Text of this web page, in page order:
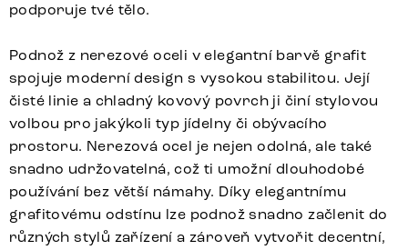
podporuje tvé tělo.
Podnož z nerezové oceli v elegantní barvě grafit
spojuje moderní design s vysokou stabilitou. Její
čisté linie a chladný kovový povrch ji činí stylovou
volbou pro jakýkoli typ jídelny či obývacího
prostoru. Nerezová ocel je nejen odolná, ale také
snadno udržovatelná, což ti umožní dlouhodobé
používání bez větší námahy. Díky elegantnímu
grafitovému odstínu lze podnož snadno začlenit do
různých stylů zařízení a zároveň vytvořit decentní,